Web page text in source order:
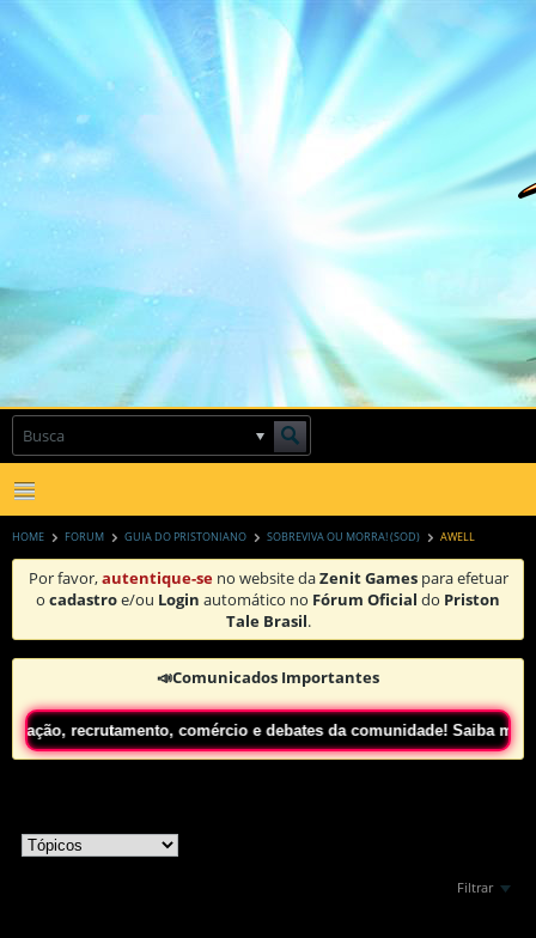
HOME FORUM GUIA DO PRISTONIANO SOBREVIVA OU MORRA! (SOD) AWELL
Por favor,autentique-seno website daZenit Gamespara efetuar
o cadastroe/ou Login automático no Fórum Oficial do Priston
Tale Brasil.
📣Comunicados Importantes
recrutamento, comércio e debates da comunidade! Saiba mais
Filtrar